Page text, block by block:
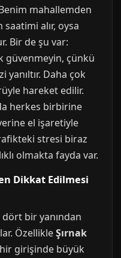
mahallemden
saatimi alır, oysa
Bir de şu var:
güvenmeyin, çünkü
yanıltır. Daha çok
hareket edilir.
herkes birbirine
el işaretiyle
stresi biraz
olmakta fayda var.
Dikkat Edilmesi
dört bir yanından
ÖzellikleŞırnak
girişinde büyük